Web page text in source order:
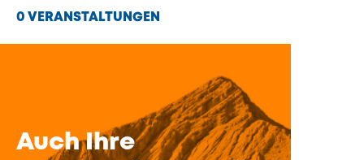
0 VERANSTALTUNGEN
Auch Ihre